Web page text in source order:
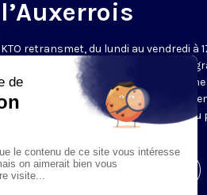
l’Auxerrois
KTO retransmet, du lundi au vendredi à
les vêpres en direct de Saint-Germain
une technologie innovante : un système
captation multicaméra en direct
automatisé, qui offre une réalisation au
près de la célébration.
Visiter la page de l'émission